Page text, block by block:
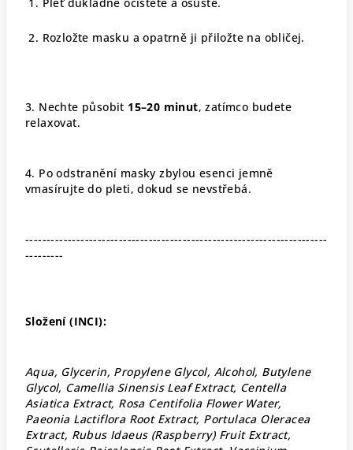
2. Rozložte masku a opatrně ji přiložte na obličej.
3. Nechte působit 15–20 minut, zatímco budete
relaxovat.
4. Po odstranění masky zbylou esenci jemně
vmasírujte do pleti, dokud se nevstřebá.
-----------------------------------------------------------------------
---------
Složení (INCI):
Aqua, Glycerin, Propylene Glycol, Alcohol, Butylene
Glycol, Camellia Sinensis Leaf Extract, Centella
Asiatica Extract, Rosa Centifolia Flower Water,
Paeonia Lactiflora Root Extract, Portulaca Oleracea
Extract, Rubus Idaeus (Raspberry) Fruit Extract,